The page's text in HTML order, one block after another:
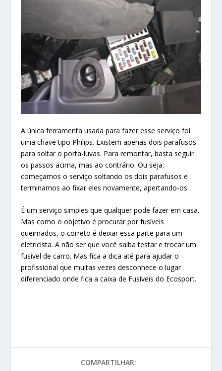
A única ferramenta usada para fazer esse serviço foi
uma chave tipo Philips. Existem apenas dois parafusos
para soltar o porta-luvas. Para remontar, basta seguir
os passos acima, mas ao contrário. Ou seja:
começamos o serviço soltando os dois parafusos e
terminamos ao fixar eles novamente, apertando-os.
É um serviço simples que qualquer pode fazer em casa.
Mas como o objetivo é procurar por fusíveis
queimados, o correto é deixar essa parte para um
eletricista. A não ser que você saiba testar e trocar um
fusível de carro. Mas fica a dica até para ajudar o
profissional que muitas vezes desconhece o lugar
diferenciado onde fica a caixa de Fusíveis do Ecosport.
COMPARTILHAR: